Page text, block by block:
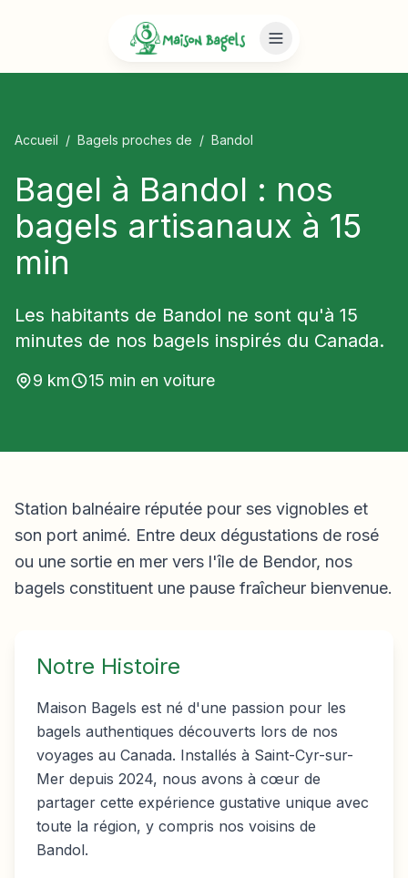
Accueil / Bagels proches de / Bandol
Bagel à Bandol : nos
bagels artisanaux à 15
min
Les habitants de Bandol ne sont qu'à 15
minutes de nos bagels inspirés du Canada.
9 km 15 min en voiture
Station balnéaire réputée pour ses vignobles et
son port animé. Entre deux dégustations de rosé
ou une sortie en mer vers l'île de Bendor, nos
bagels constituent une pause fraîcheur bienvenue.
Notre Histoire
Maison Bagels est né d'une passion pour les
bagels authentiques découverts lors de nos
voyages au Canada. Installés à Saint-Cyr-sur-
Mer depuis 2024, nous avons à cœur de
partager cette expérience gustative unique avec
toute la région, y compris nos voisins de
Bandol.